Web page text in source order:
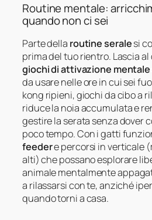
Routine mentale:
quando non ci sei
Parte della routine seralesi
prima del tuo rientro. Lascia
giochi di attivazione mentale
da usare nelle ore in cui sei
kong ripieni, giochi da cibo a
riduce la noia accumulata e
gestire la serata senza dover
poco tempo. Con i gatti
feedere percorsi in verticale
alti) che possano esplorare
animale mentalmente
a rilassarsi con te, anziché
quando torni a casa.